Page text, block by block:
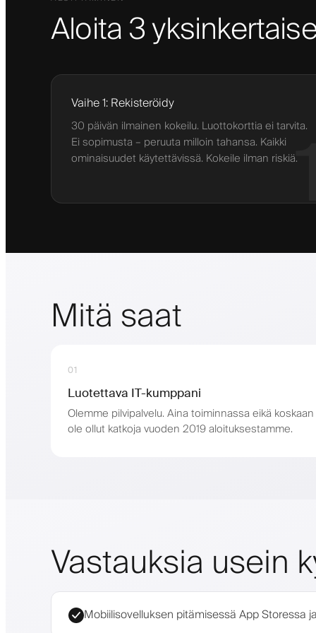
Aloita 3
Vaihe 1: Rekisteröidy
30 päivän ilmainen kokeilu. Luottokorttia ei tarvita.
Ei sopimusta – peruuta milloin tahansa. Kaikki
ominaisuudet käytettävissä. Kokeile ilman riskiä.
Mitä saat
01
Luotettava IT-kumppani
Olemme pilvipalvelu. Aina toiminnassa eikä koskaan
ole ollut katkoja vuoden 2019 aloituksestamme.
Vastauksia usein
Mobiilisovelluksen pitämisessä App Storessa